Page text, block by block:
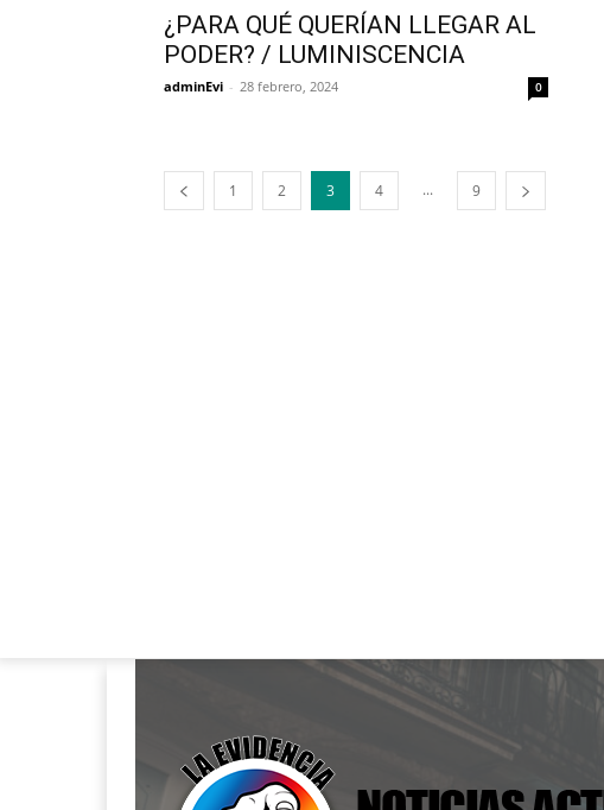
¿PARA QUÉ QUERÍAN LLEGAR AL
PODER? / LUMINISCENCIA
adminEvi - 28 febrero, 2024 0
1 2 3 4 ... 9